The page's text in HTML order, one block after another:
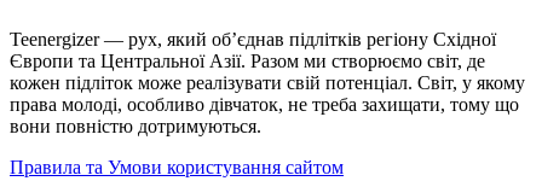
Teenergizer — рух, який об’єднав підлітків регіону Східної
Європи та Центральної Азії. Разом ми створюємо світ, де
кожен підліток може реалізувати свій потенціал. Світ, у якому
права молоді, особливо дівчаток, не треба захищати, тому що
вони повністю дотримуються.
Правила та Умови користування сайтом